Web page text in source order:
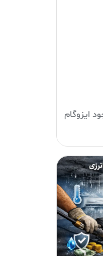
ایزوگام